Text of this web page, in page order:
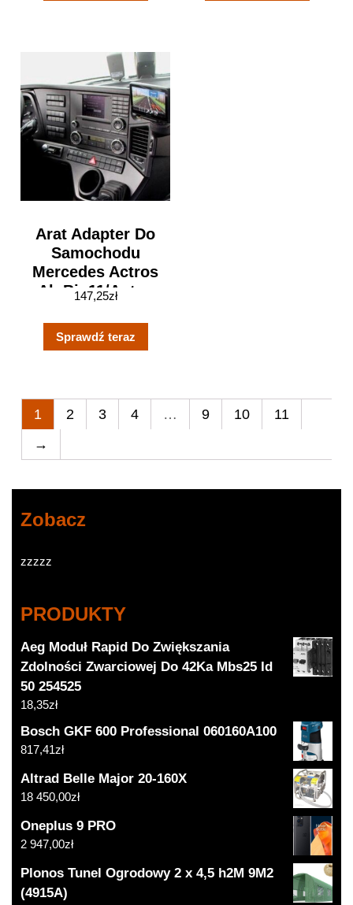
Arat Adapter Do
Samochodu
Mercedes Actros
Ab Bj. 11/Antos
147,25zł
Sprawdź teraz
1 2 3 4 … 9 10
11
→
Zobacz
zzzzz
PRODUKTY
Aeg Moduł Rapid Do Zwiększania
Zdolności Zwarciowej Do 42Ka Mbs25 Id
50 254525
18,35zł
Bosch GKF 600 Professional 060160A100
817,41zł
Altrad Belle Major 20-160X
18 450,00zł
Oneplus 9 PRO
2 947,00zł
Plonos Tunel Ogrodowy 2 x 4,5 h2M 9M2
(4915A)